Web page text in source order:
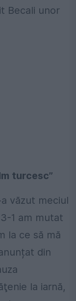
Becali unor
turcesc”
văzut meciul
1 am mutat
la ce să mă
din
la iarnă,